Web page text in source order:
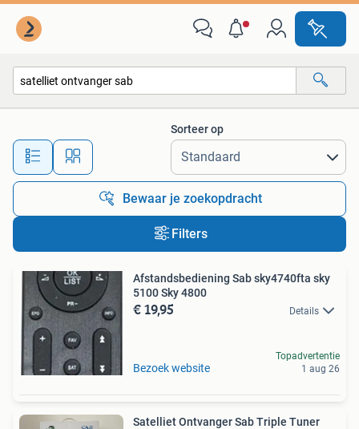
Alle afstanden…
Sorteer op
Bewaar je zoekopdracht
Filters
Afstandsbediening Sab sky4740fta sky
5100 Sky 4800
€ 19,95 Details
Bezoek website
Topadvertentie
1 aug 26
Satelliet Ontvanger Sab Triple Tuner